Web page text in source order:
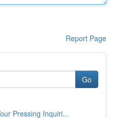
Report Page
Go
Pressing Inquiri...